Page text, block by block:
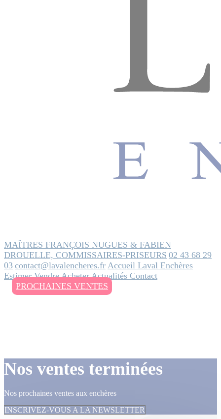
MAÎTRES FRANÇOIS NUGUES & FABIEN
DROUELLE, COMMISSAIRES-PRISEURS 02 43 68 29
03 contact@lavalencheres.fr Accueil Laval Enchères
EstimerVendreAcheterActualités Contact
PROCHAINES VENTES
Nos ventes terminées
Nos prochaines ventes aux enchères
INSCRIVEZ-VOUS A LA NEWSLETTER